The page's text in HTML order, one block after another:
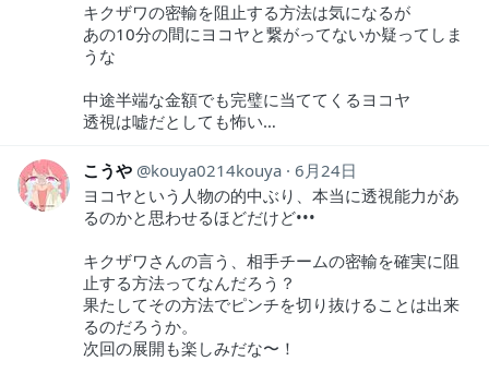
キクザワの密輸を阻止する方法は気になるが
あの10分の間にヨコヤと繋がってないか疑ってしま
うな
中途半端な金額でも完璧に当ててくるヨコヤ
透視は嘘だとしても怖い…
こうや kouya0214kouya 6月24日
ヨコヤという人物の的中ぶり、本当に透視能力があ
るのかと思わせるほどだけど•••
キクザワさんの言う、相手チームの密輸を確実に阻
止する方法ってなんだろう？
果たしてその方法でピンチを切り抜けることは出来
るのだろうか。
次回の展開も楽しみだな〜！